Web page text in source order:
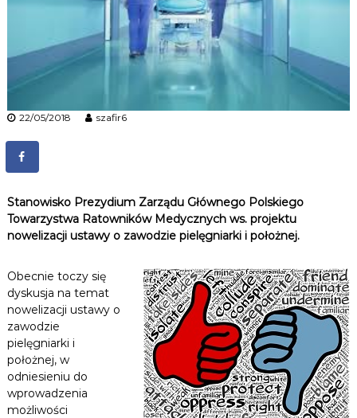
d
y
z
n
h
22/05/2018 szafir6
Stanowisko Prezydium Zarządu Głównego Polskiego
Towarzystwa Ratowników Medycznych ws. projektu
nowelizacji ustawy o zawodzie pielęgniarki i położnej.
Obecnie toczy się
dyskusja na temat
nowelizacji ustawy o
zawodzie
pielęgniarki i
położnej, w
odniesieniu do
wprowadzenia
możliwości